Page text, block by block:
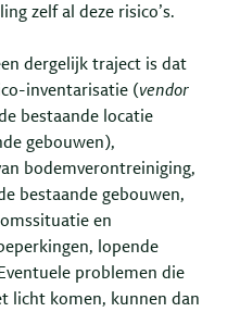
zelf al deze risico’s.
dergelijk traject is dat
inventarisatie (vendor
bestaande locatie
gebouwen),
bodemverontreiniging,
bestaande gebouwen,
en
lopende
problemen die
licht komen, kunnen dan